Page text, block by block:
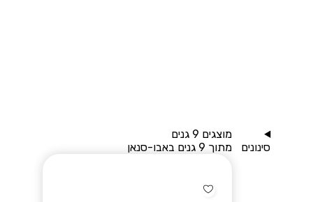
שאלות נפוצות סינונים
מוצגים 9 גנים
מתוך 9 גנים באבו-סנאן